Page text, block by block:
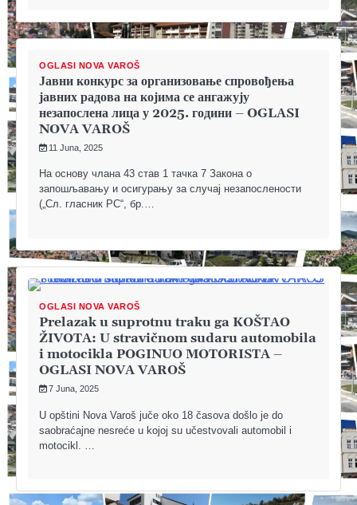
OGLASI NOVA VAROŠ
Јавни конкурс за организовање спровођења
јавних радова на којима се ангажују
незапослена лица у 2025. години – OGLASI
NOVA VAROŠ
11 Juna, 2025
На основу члана 43 став 1 тачка 7 Закона о
запошљавању и осигурању за случај незапослености
(„Сл. гласник РС“, бр.…
OGLASI NOVA VAROŠ
Prelazak u suprotnu traku ga KOŠTAO
ŽIVOTA: U stravičnom sudaru automobila
i motocikla POGINUO MOTORISTA –
OGLASI NOVA VAROŠ
7 Juna, 2025
U opštini Nova Varoš juče oko 18 časova došlo je do
saobraćajne nesreće u kojoj su učestvovali automobil i
motocikl. …